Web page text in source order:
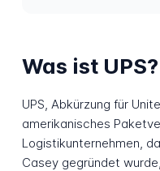
Was ist UPS?
UPS, Abkürzung für
amerikanisches
Logistikunternehmen,
Casey gegründet